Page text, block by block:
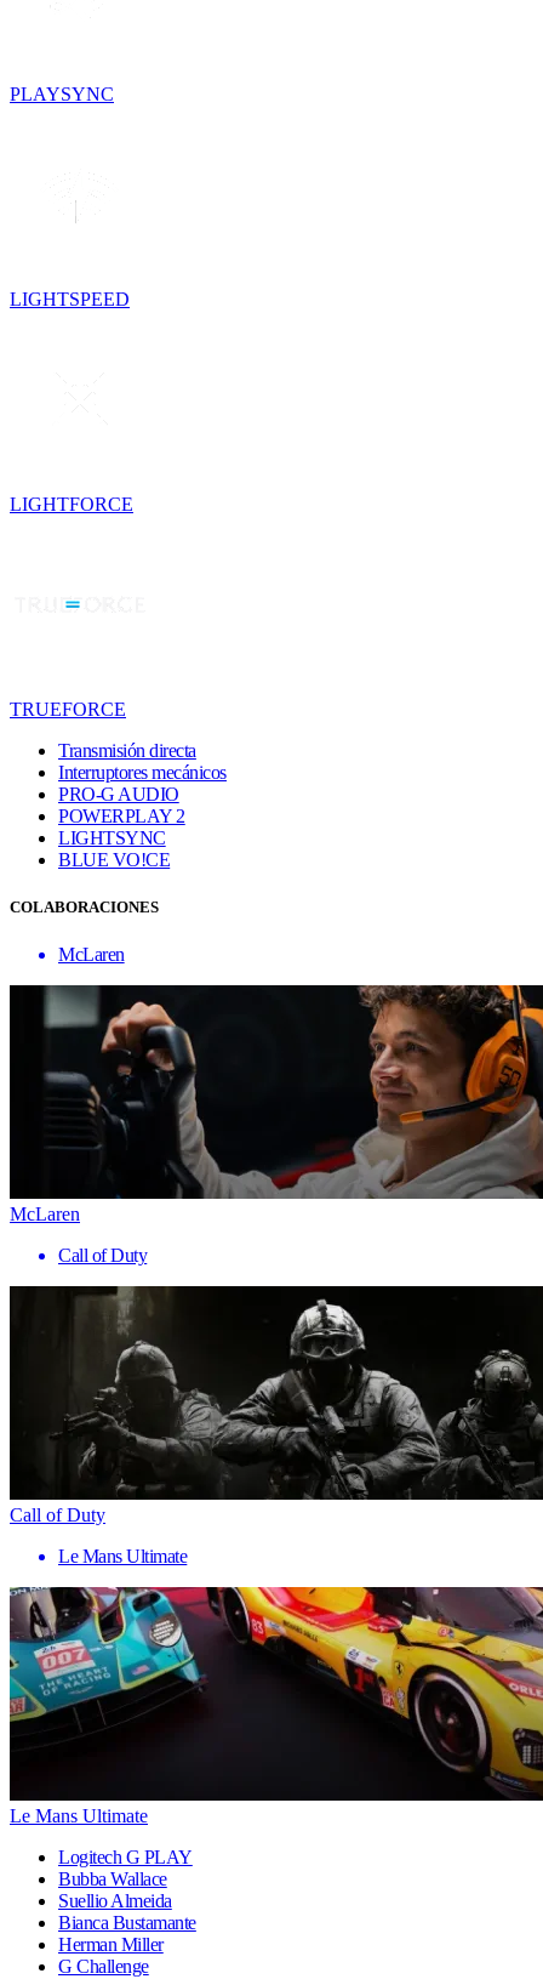
PLAYSYNC
LIGHTSPEED
LIGHTFORCE
TRUEFORCE
Transmisión directa
Interruptores mecánicos
PRO-G AUDIO
POWERPLAY 2
LIGHTSYNC
BLUE VO!CE
COLABORACIONES
McLaren
McLaren
Call of Duty
Call of Duty
Le Mans Ultimate
Le Mans Ultimate
Logitech G PLAY
Bubba Wallace
Suellio Almeida
Bianca Bustamante
Herman Miller
G Challenge